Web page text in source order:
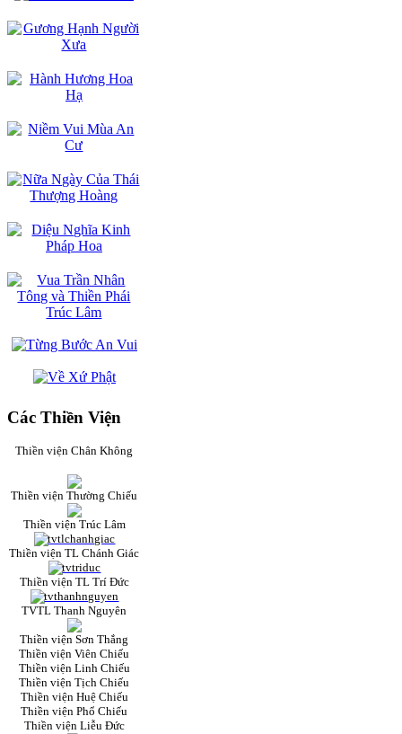
Các Thiền Viện
Thiền viện Chân Không
Thiền viện Thường Chiếu
Thiền viện Trúc Lâm
Thiền viện TL Chánh Giác
Thiền viện TL Trí Đức
TVTL Thanh Nguyên
Thiền viện Sơn Thắng
Thiền viện Viên Chiếu
Thiền viện Linh Chiếu
Thiền viện Tịch Chiếu
Thiền viện Huệ Chiếu
Thiền viện Phổ Chiếu
Thiền viện Liễu Đức